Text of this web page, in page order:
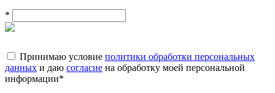
*
Принимаю условие политики обработки персональных
данных и даю согласие на обработку моей персональной
информации*